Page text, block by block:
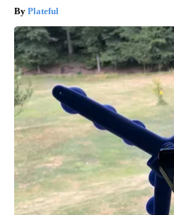
Plateful